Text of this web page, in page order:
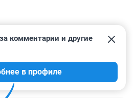
комментарии и другие
в профиле